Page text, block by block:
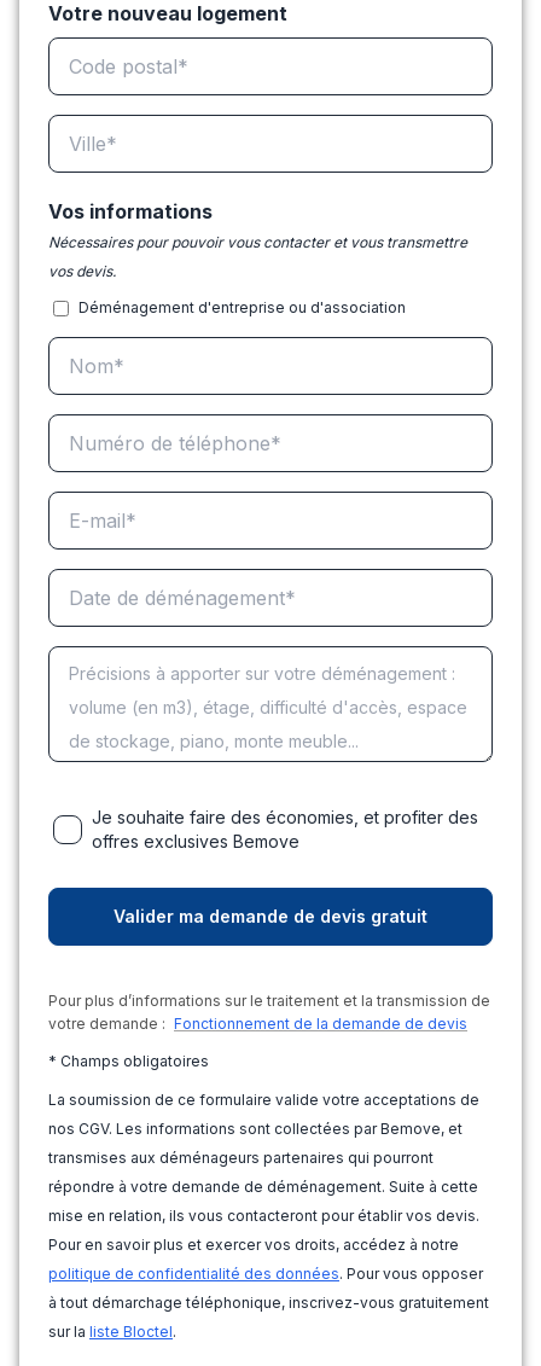
Votre nouveau logement
Vos informations
Nécessaires pour pouvoir vous contacter et vous transmettre
vos devis.
Déménagement d'entreprise ou d'association
Je souhaite faire des économies, et profiter des
offres exclusives Bemove
Pour plus d’informations sur le traitement et la transmission de
votre demande : Fonctionnement de la demande de devis
* Champs obligatoires
La soumission de ce formulaire valide votre acceptations de
nos CGV. Les informations sont collectées par Bemove, et
transmises aux déménageurs partenaires qui pourront
répondre à votre demande de déménagement. Suite à cette
mise en relation, ils vous contacteront pour établir vos devis.
Pour en savoir plus et exercer vos droits, accédez à notre
politique de confidentialité des données. Pour vous opposer
à tout démarchage téléphonique, inscrivez-vous gratuitement
sur la liste Bloctel.